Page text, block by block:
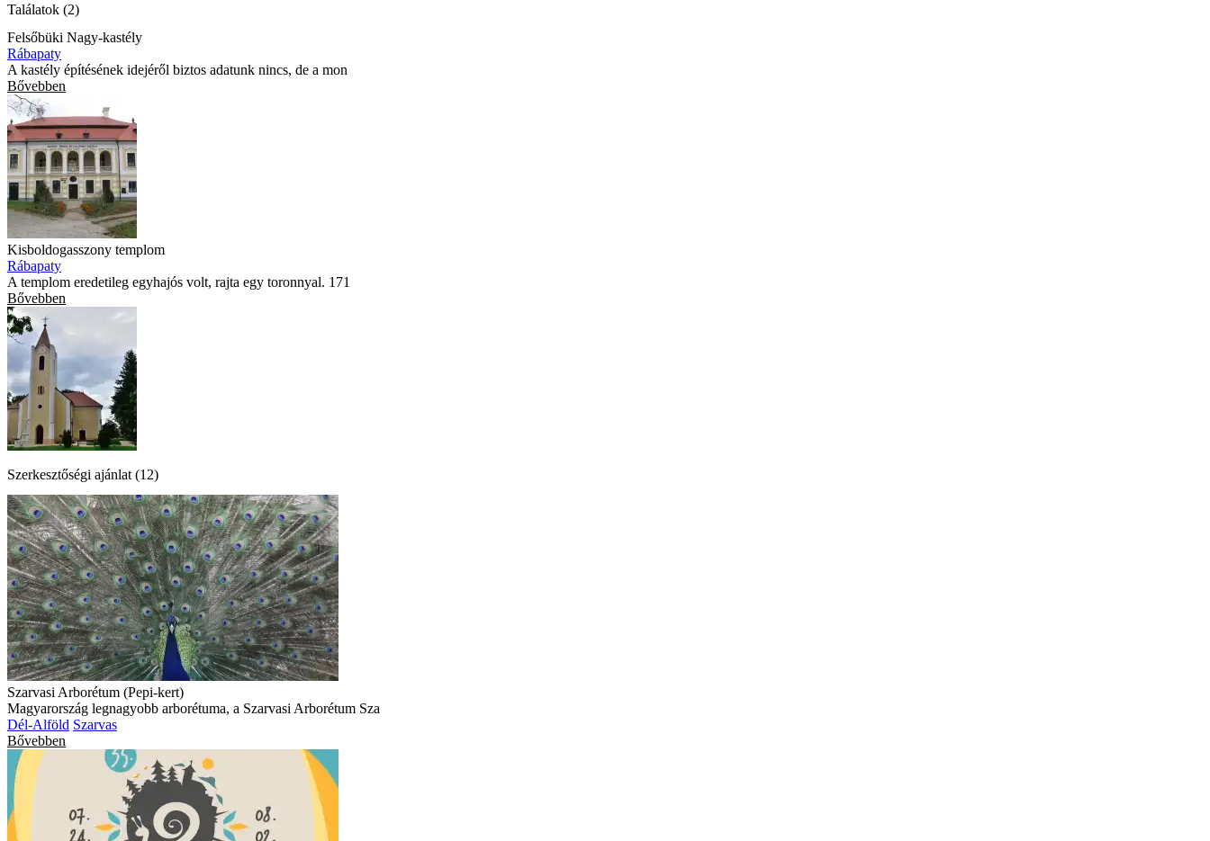
Találatok (2)
Felsőbüki Nagy-kastély
Rábapaty
A kastély építésének idejéről biztos adatunk nincs, de a mon
Bővebben
Kisboldogasszony templom
Rábapaty
A templom eredetileg egyhajós volt, rajta egy toronnyal. 171
Bővebben
Szerkesztőségi ajánlat (12)
Szarvasi Arborétum (Pepi-kert)
Magyarország legnagyobb arborétuma, a Szarvasi Arborétum Sza
Dél-Alföld Szarvas
Bővebben